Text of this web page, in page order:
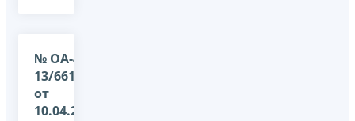
№ ОА-4-
13/6612@
от
10.04.2013